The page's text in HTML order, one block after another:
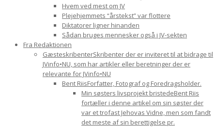
Hvem ved mest om JV
Plejehjemmets “årstekst” var flottere
Diktatorer ligner hinanden
Sådan bruges mennesker også i JV-sekten
Fra Redaktionen
GæsteskribenterSkribenter der er inviteret til at bidrage til
JVinfo•NU, som har artikler eller beretninger der er
relevante for JVinfo•NU
Bent RiisForfatter, Fotograf og Foredragsholder.
Min søsters livsprojekt bristedeBent Riis
fortæller i denne artikel om sin søster der
var et trofast Jehovas Vidne, men som fandt
det meste af sin berettigelse pr.